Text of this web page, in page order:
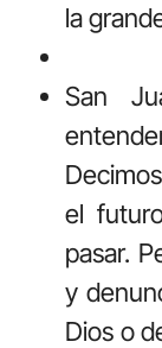
la
San
el
pasar.
y
Dios o